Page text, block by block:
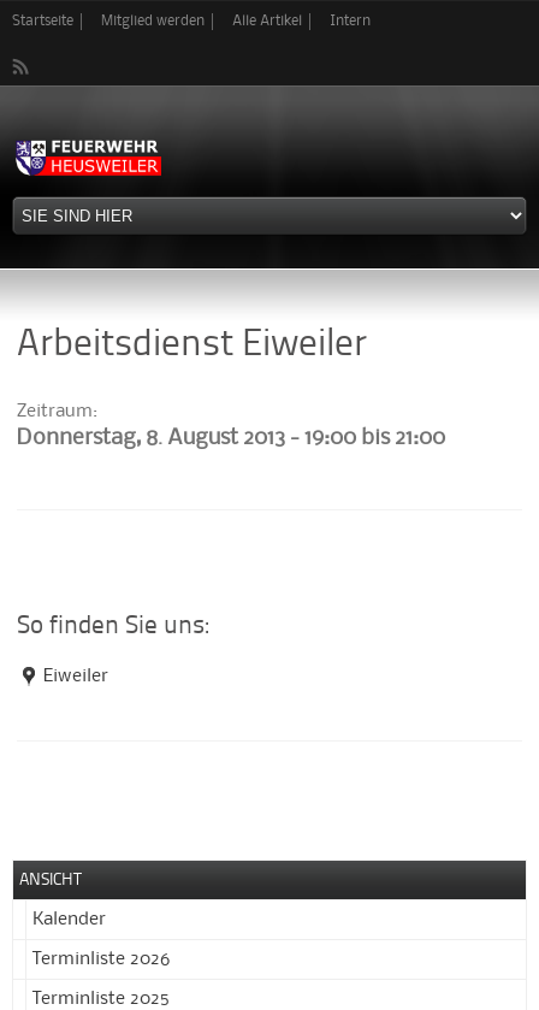
Direkt
Startseite Mitglied werden Alle Artikel Intern
Arbeitsdienst Eiweiler
Zeitraum:
Donnerstag, 8. August 2013 -19:00 bis 21:00
So finden Sie uns:
Eiweiler
ANSICHT
Kalender
Terminliste 2026
Terminliste 2025